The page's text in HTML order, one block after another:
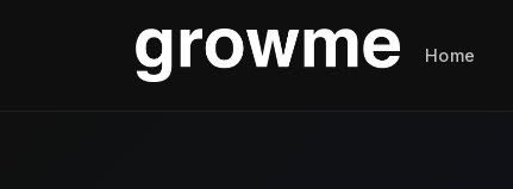
Home